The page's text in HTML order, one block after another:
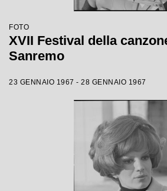
FOTO
XVII Festival della
Sanremo
23 GENNAIO 1967 - 28 GENNAIO 1967